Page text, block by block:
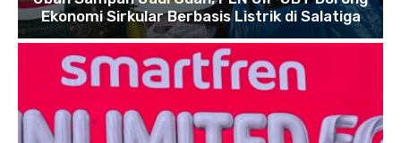
Ekonomi Sirkular Berbasis Listrik di Salatiga